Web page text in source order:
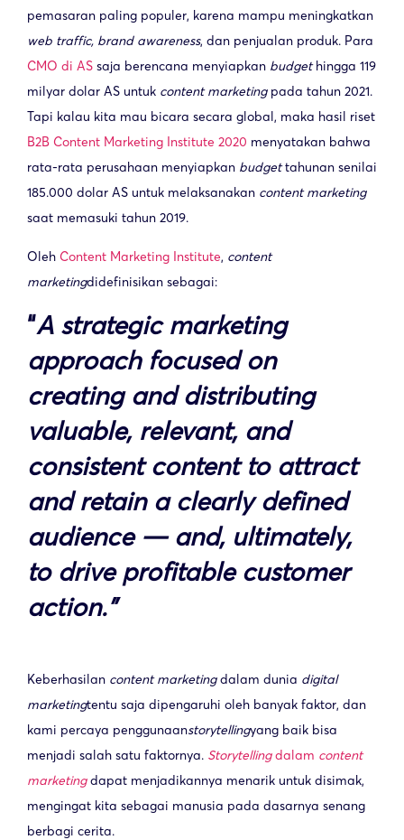
pemasaran paling populer, karena mampu meningkatkan
web traffic, brand awareness, dan penjualan produk. Para
CMO di AS saja berencana menyiapkan budgethingga 119
milyar dolar AS untuk content marketingpada tahun 2021.
Tapi kalau kita mau bicara secara global, maka hasil riset
B2B Content Marketing Institute 2020 menyatakan bahwa
rata-rata perusahaan menyiapkan budgettahunan senilai
185.000 dolar AS untuk melaksanakan content marketing
saat memasuki tahun 2019.
Oleh Content Marketing Institute, content
marketingdidefinisikan sebagai:
“A strategic marketing
approach focused on
creating and distributing
valuable, relevant, and
consistent content to attract
and retain a clearly defined
audience — and, ultimately,
to drive profitable customer
action.”
Keberhasilan content marketingdalam dunia digital
marketingtentu saja dipengaruhi oleh banyak faktor, dan
kami percaya penggunaanstorytellingyang baik bisa
menjadi salah satu faktornya. Storytellingdalam content
marketingdapat menjadikannya menarik untuk disimak,
mengingat kita sebagai manusia pada dasarnya senang
berbagi cerita.